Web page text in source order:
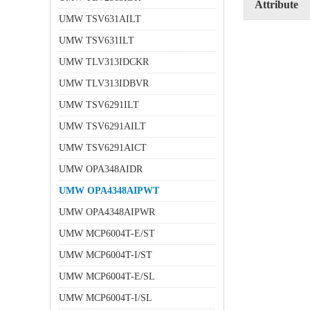
UMW TSV631AILT
UMW TSV631ILT
UMW TLV313IDCKR
UMW TLV313IDBVR
UMW TSV6291ILT
UMW TSV6291AILT
UMW TSV6291AICT
UMW OPA348AIDR
UMW OPA4348AIPWT
UMW OPA4348AIPWR
UMW MCP6004T-E/ST
UMW MCP6004T-I/ST
UMW MCP6004T-E/SL
UMW MCP6004T-I/SL
Attribute